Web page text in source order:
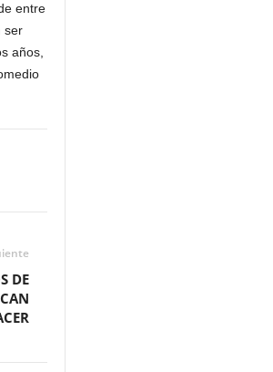
entre
ser
años,
DE